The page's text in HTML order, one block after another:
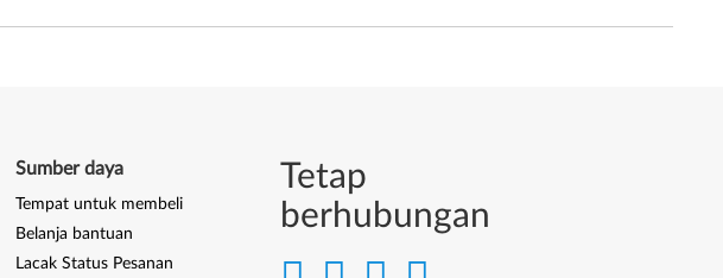
Tetap
berhubungan
Sumber daya
Tempat untuk membeli
Belanja bantuan
Lacak Status Pesanan